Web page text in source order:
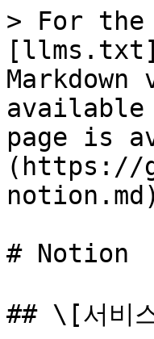
> For the
available
page is
(https://
# Notion
## \[서비